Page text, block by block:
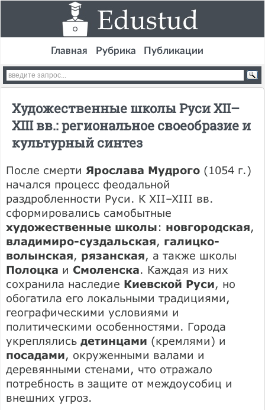
Главная Рубрика Публикации
Художественные школы Руси XII–
XIII вв.: региональное своеобразие и
культурный синтез
После смерти Ярослава Мудрого (1054 г.)
начался процесс феодальной
раздробленности Руси. К XII–XIII вв.
сформировались самобытные
художественные школы: новгородская,
владимиро-суздальская, галицко-
волынская, рязанская, а также школы
Полоцка и Смоленска. Каждая из них
сохранила наследие Киевской Руси, но
обогатила его локальными традициями,
географическими условиями и
политическими особенностями. Города
укреплялись детинцами (кремлями) и
посадами, окруженными валами и
деревянными стенами, что отражало
потребность в защите от междоусобиц и
внешних угроз.